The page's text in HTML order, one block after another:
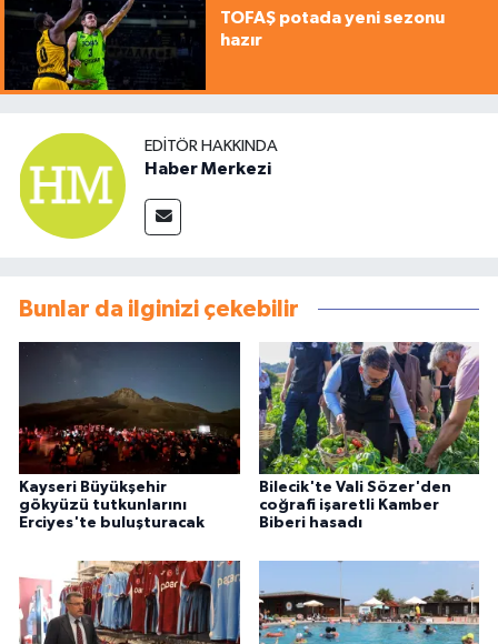
TOFAŞ potada yeni sezonu
hazır
EDITÖR HAKKINDA
Haber Merkezi
Bunlar da ilginizi çekebilir
Kayseri Büyükşehir
gökyüzü tutkunlarını
Erciyes'te buluşturacak
Bilecik'te Vali Sözer'den
coğrafi işaretli Kamber
Biberi hasadı